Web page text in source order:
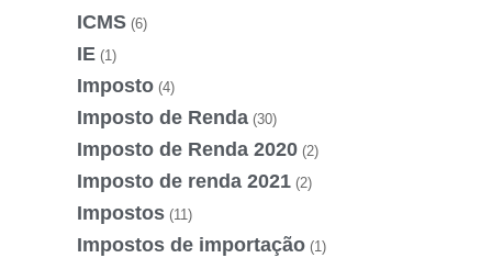
ICMS (6)
IE (1)
Imposto (4)
Imposto de Renda (30)
Imposto de Renda 2020 (2)
Imposto de renda 2021 (2)
Impostos (11)
Impostos de importação (1)